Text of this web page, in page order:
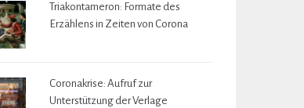
Triakontameron: Formate des
Erzählens in Zeiten von Corona
Coronakrise: Aufruf zur
Unterstützung der Verlage